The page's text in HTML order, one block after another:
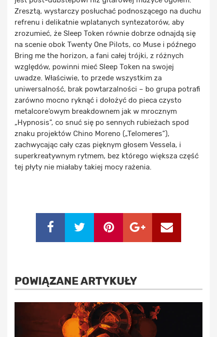
Zresztą, wystarczy posłuchać podnoszącego na duchu
refrenu i delikatnie wplatanych syntezatorów, aby
zrozumieć, że Sleep Token równie dobrze odnajdą się
na scenie obok Twenty One Pilots, co Muse i późnego
Bring me the horizon, a fani całej trójki, z różnych
względów, powinni mieć Sleep Token na swojej
uwadze. Właściwie, to przede wszystkim za
uniwersalność, brak powtarzalności – bo grupa potrafi
zarówno mocno ryknąć i dołożyć do pieca czysto
metalcore’owym breakdownem jak w mrocznym
„Hypnosis”, co snuć się po sennych rubieżach spod
znaku projektów Chino Moreno („Telomeres”),
zachwycając cały czas pięknym głosem Vessela, i
superkreatywnym rytmem, bez którego większa część
tej płyty nie miałaby takiej mocy rażenia.
POWIĄZANE ARTYKUŁY